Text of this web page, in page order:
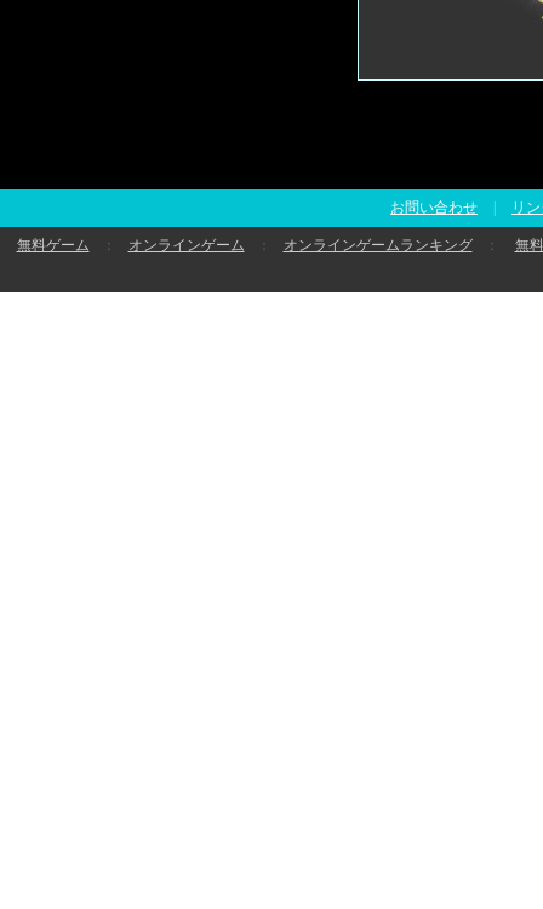
お問い合わせ リ
無料ゲーム ： オンラインゲーム ： オンラインゲームランキング ： 無